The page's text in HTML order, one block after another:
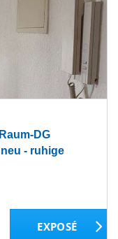
DG
- ruhige